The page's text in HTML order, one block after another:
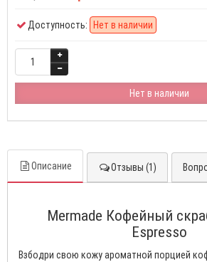
Доступность: Нет в наличии
Нет в наличии
Описание Отзывы (1)
Mermade Кофейный
Espresso
Взбодри свою кожу ароматной порцией